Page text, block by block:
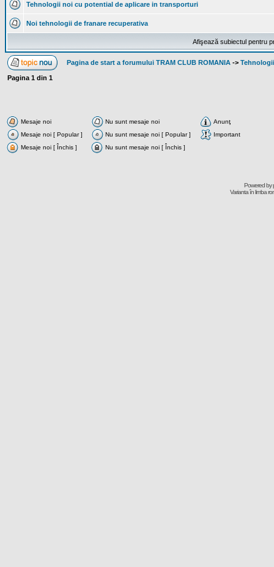
Tehnologii noi cu potential de aplicare in transporturi
Noi tehnologii de franare recuperativa
Afişează subiectul pentru
Pagina de start a forumului TRAM CLUB ROMANIA ->
Pagina 1 din 1
Mesaje noi Nu sunt mesaje noi
Anunţ
Mesaje noi [ Popular ]
Nu sunt mesaje noi [ Popular ]
Important
Mesaje noi [ Închis ]
Nu sunt mesaje noi [ Închis ]
Powered by
Varianta în limba